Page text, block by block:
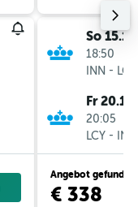
So 15.11.
18:50
INN - LCY
Fr 20.11.
20:05
LCY - INN
Angebot gefunden
€ 338